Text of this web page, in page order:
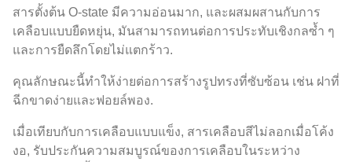
สารตั้งต้น O-state มีความอ่อนมาก, และผสมผสานกับการ
เคลือบแบบยืดหยุ่น, มันสามารถทนต่อการประทับเชิงกลซ้ำ ๆ
และการยืดลึกโดยไม่แตกร้าว.
คุณลักษณะนี้ทำให้ง่ายต่อการสร้างรูปทรงที่ซับซ้อน เช่น ฝาที่
ฉีกขาดง่ายและฟอยล์พอง.
เมื่อเทียบกับการเคลือบแบบแข็ง, สารเคลือบสีไม่ลอกเมื่อโค้ง
งอ, รับประกันความสมบูรณ์ของการเคลือบในระหว่าง